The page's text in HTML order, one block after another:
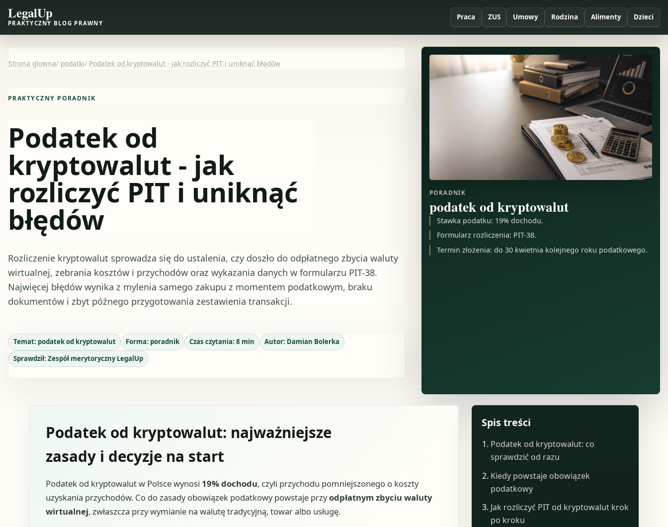
LegalUp
PRAKTYCZNY BLOG PRAWNY
Praca ZUS Umowy Rodzina Alimenty Dzieci
Strona glowna/ podatki/ Podatek od kryptowalut - jak rozliczyć PIT i uniknąć błędów
PRAKTYCZNY PORADNIK
Podatek od
kryptowalut - jak
rozliczyć PIT i uniknąć
błędów
Rozliczenie kryptowalut sprowadza się do ustalenia, czy doszło do odpłatnego zbycia waluty
wirtualnej, zebrania kosztów i przychodów oraz wykazania danych w formularzu PIT-38.
Najwięcej błędów wynika z mylenia samego zakupu z momentem podatkowym, braku
dokumentów i zbyt późnego przygotowania zestawienia transakcji.
Temat: podatek od kryptowalut Forma: poradnik Czas czytania: 8 min Autor: Damian Bolerka
Sprawdził: Zespół merytoryczny LegalUp
PORADNIK
podatek od kryptowalut
Stawka podatku: 19% dochodu.
Formularz rozliczenia: PIT-38.
Termin złożenia: do 30 kwietnia kolejnego roku podatkowego.
Podatek od kryptowalut: najważniejsze
zasady i decyzje na start
Podatek od kryptowalut w Polsce wynosi 19% dochodu, czyli przychodu pomniejszonego o koszty
uzyskania przychodów. Co do zasady obowiązek podatkowy powstaje przyodpłatnym zbyciu waluty
wirtualnej, zwłaszcza przy wymianie na walutę tradycyjną, towar albo usługę.
Spis treści
Podatek od kryptowalut: co
sprawdzić od razu
Kiedy powstaje obowiązek
podatkowy
Jak rozliczyć PIT od kryptowalut krok
po kroku